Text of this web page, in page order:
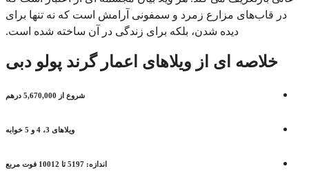
در قاب‌های مزارع زمرد و سمفونی آرامش است که نه تنها برای
دیده شدن، بلکه برای زندگی در آن ساخته شده است.
خلاصه ای از ویلاهای اعمار گرند پولو دبی
شروع از 5,670,000 درهم
ویلاهای 3، 4 و 5 خوابه
اندازه: 5197 تا 10012 فوت مربع